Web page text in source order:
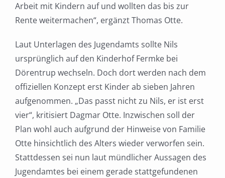
Arbeit mit Kindern auf und wollten das bis zur
Rente weitermachen“, ergänzt Thomas Otte.
Laut Unterlagen des Jugendamts sollte Nils
ursprünglich auf den Kinderhof Fermke bei
Dörentrup wechseln. Doch dort werden nach dem
offiziellen Konzept erst Kinder ab sieben Jahren
aufgenommen. „Das passt nicht zu Nils, er ist erst
vier“, kritisiert Dagmar Otte. Inzwischen soll der
Plan wohl auch aufgrund der Hinweise von Familie
Otte hinsichtlich des Alters wieder verworfen sein.
Stattdessen sei nun laut mündlicher Aussagen des
Jugendamtes bei einem gerade stattgefundenen